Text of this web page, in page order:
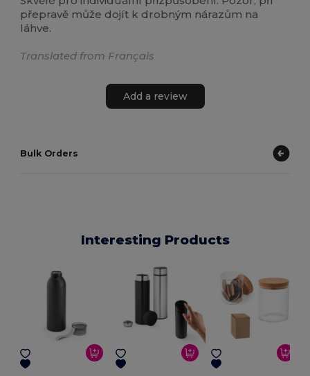
přepravě může dojít k drobným nárazům na
láhve.
Translated from Français
Add a review
Bulk Orders
Interesting Products